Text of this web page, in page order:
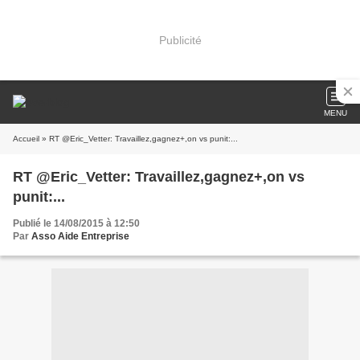
Publicité
MENU
Accueil » RT @Eric_Vetter: Travaillez,gagnez+,on vs punit:...
RT @Eric_Vetter: Travaillez,gagnez+,on vs
punit:...
Publié le 14/08/2015 à 12:50
Par Asso Aide Entreprise